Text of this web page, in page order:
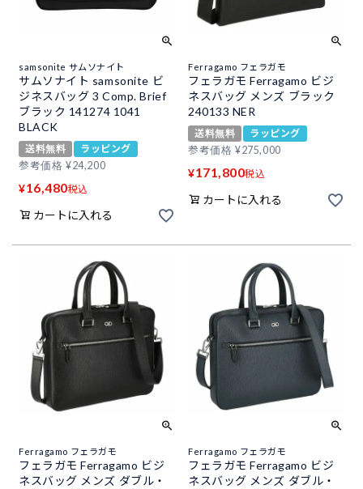
samsonite サムソナイト
サムソナイト samsonite ビ
ジネスバッグ 3 Comp. Brief
ブラック 141274 1041
BLACK
送料無料
ラッピング
参考価格 ¥24,200
¥16,480税込
カートに入れる
Ferragamo フェラガモ
フェラガモ Ferragamo ビジ
ネスバッグ メンズ ブラック
240133 NER
送料無料
ラッピング
参考価格 ¥275,000
¥171,800税込
カートに入れる
Ferragamo フェラガモ
フェラガモ Ferragamo ビジ
ネスバッグ メンズ ダブル・
Ferragamo フェラガモ
フェラガモ Ferragamo ビジ
ネスバッグ メンズ ダブル・